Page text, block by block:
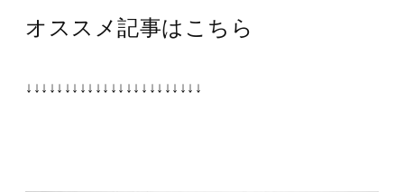
オススメ記事はこちら
↓↓↓↓↓↓↓↓↓↓↓↓↓↓↓↓↓↓↓↓↓↓↓